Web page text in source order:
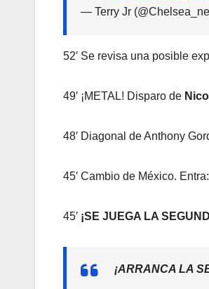
— Terry Jr
52′ Se revisa una posible
49′ ¡METAL! Disparo de
48′ Diagonal de Anthony
45′ Cambio de México.
45′ ¡SE JUEGA LA
¡ARRANCA LA